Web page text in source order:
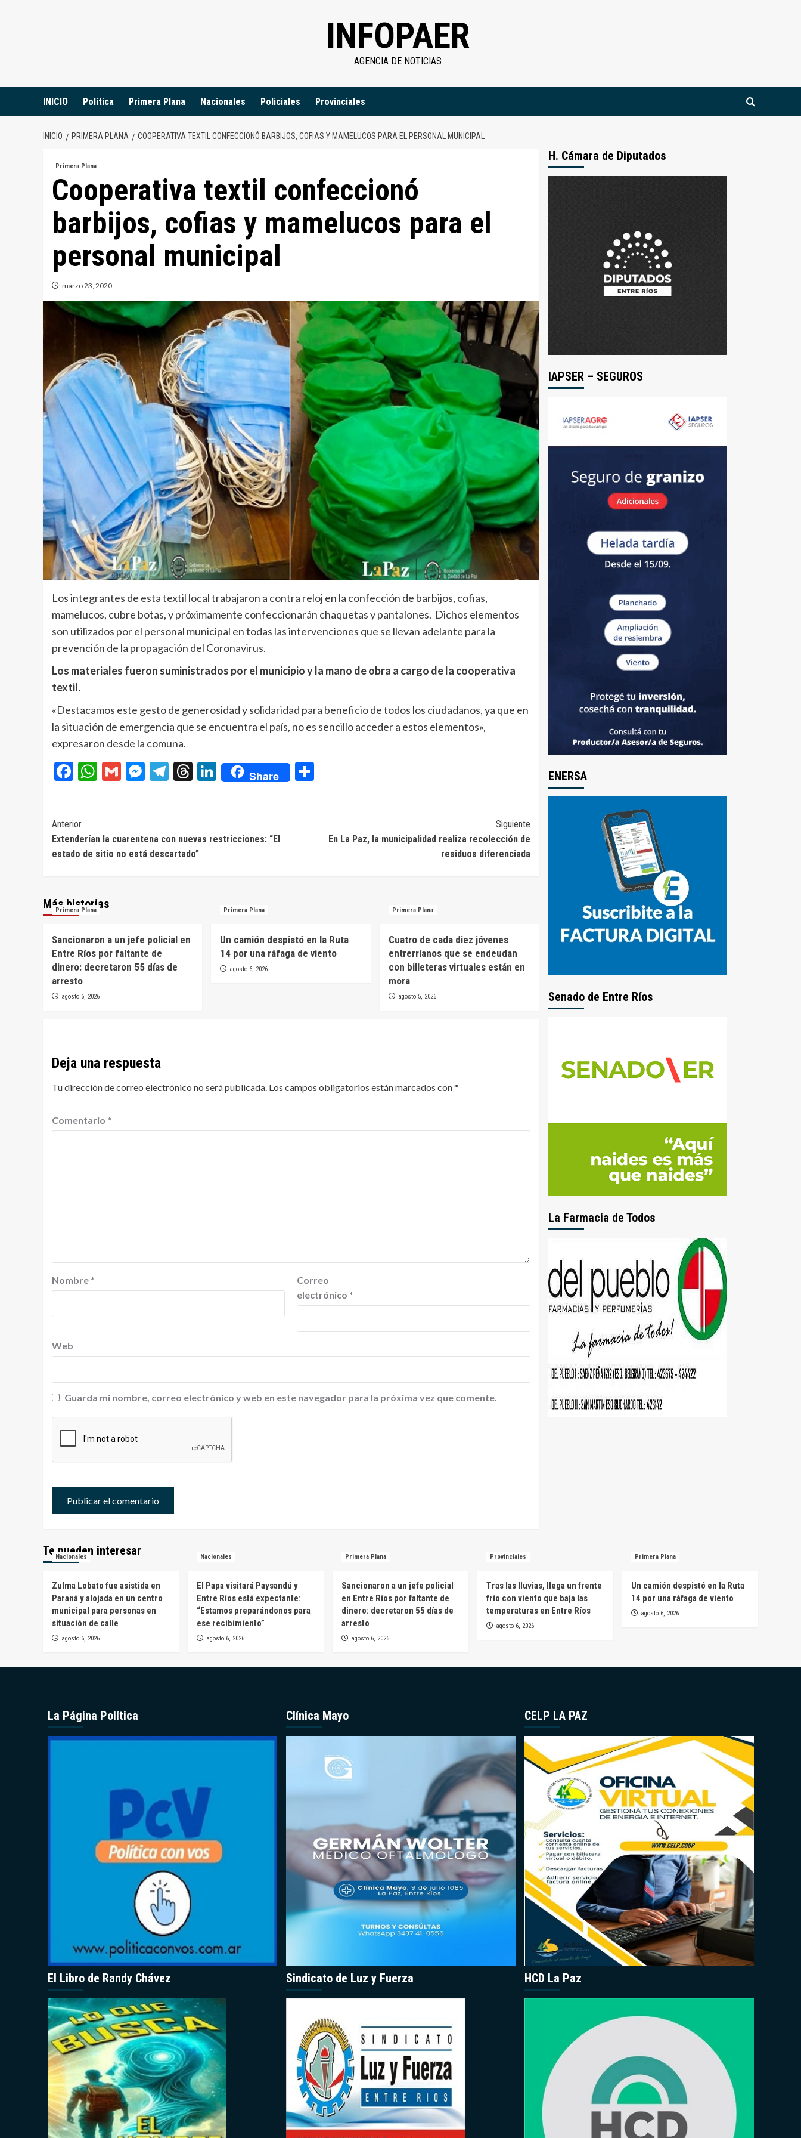
INFOPAER
AGENCIA DE NOTICIAS
INICIO Política Primera Plana Nacionales Policiales Provinciales
INICIO PRIMERA PLANA COOPERATIVA TEXTIL CONFECCIONÓ BARBIJOS, COFIAS Y MAMELUCOS PARA EL PERSONAL MUNICIPAL
Primera Plana
Cooperativa textil confeccionó
barbijos, cofias y mamelucos para el
personal municipal
marzo 23, 2020
Los integrantes de esta textil local trabajaron a contra reloj en la confección de barbijos, cofias,
mamelucos, cubre botas, y próximamente confeccionarán chaquetas y pantalones. Dichos elementos
son utilizados por el personal municipal en todas las intervenciones que se llevan adelante para la
prevención de la propagación del Coronavirus.
Los materiales fueron suministrados por el municipio y la mano de obra a cargo de la cooperativa
textil.
«Destacamos este gesto de generosidad y solidaridad para beneficio de todos los ciudadanos, ya que en
la situación de emergencia que se encuentra el país, no es sencillo acceder a estos elementos»,
expresaron desde la comuna.
Facebook
WhatsApp
GmailMessenger
Telegram
Threads
LinkedIn
Share
Navegación
de
Anterior
Extenderían la cuarentena con nuevas restricciones: “El
estado de sitio no está descartado”
Siguiente
En La Paz, la municipalidad realiza recolección de
residuos diferenciada
Más historias
Primera Plana
Sancionaron a un jefe policial en
Entre Ríos por faltante de
dinero: decretaron 55 días de
arresto
agosto 6, 2026
Primera Plana
Un camión despistó en la Ruta
14 por una ráfaga de viento
agosto 6, 2026
Primera Plana
Cuatro de cada diez jóvenes
entrerrianos que se endeudan
con billeteras virtuales están en
mora
agosto 5, 2026
Deja una respuesta
Tu dirección de correo electrónico no será publicada. Los campos obligatorios están marcados con*
Comentario *
Nombre *
Correo
electrónico *
Web
Guarda mi nombre, correo electrónico y web en este navegador para la próxima vez que comente.
H. Cámara de Diputados
IAPSER – SEGUROS
ENERSA
Senado de Entre Ríos
La Farmacia de Todos
Te pueden interesar
Nacionales
Zulma Lobato fue asistida en
Paraná y alojada en un centro
municipal para personas en
situación de calle
agosto 6, 2026
Nacionales
El Papa visitará Paysandú y
Entre Ríos está expectante:
“Estamos preparándonos para
ese recibimiento”
agosto 6, 2026
Primera Plana
Sancionaron a un jefe policial
en Entre Ríos por faltante de
dinero: decretaron 55 días de
arresto
agosto 6, 2026
Provinciales
Tras las lluvias, llega un frente
frío con viento que baja las
temperaturas en Entre Ríos
agosto 6, 2026
Primera Plana
Un camión despistó en la Ruta
14 por una ráfaga de viento
agosto 6, 2026
La Página Política
El Libro de Randy Chávez
Clínica Mayo
Sindicato de Luz y Fuerza
CELP LA PAZ
HCD La Paz